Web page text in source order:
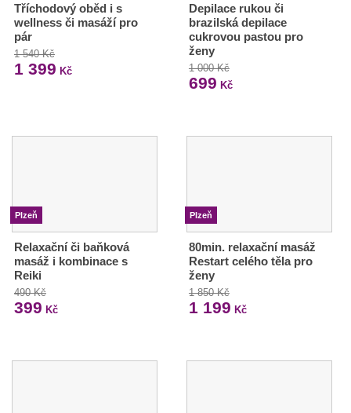
Tříchodový oběd i s
wellness či masáží pro
pár
1 540 Kč
1 399 Kč
Depilace rukou či
brazilská depilace
cukrovou pastou pro
ženy
1 000 Kč
699 Kč
Plzeň
Relaxační či baňková
masáž i kombinace s
Reiki
490 Kč
399 Kč
Plzeň
80min. relaxační masáž
Restart celého těla pro
ženy
1 850 Kč
1 199 Kč